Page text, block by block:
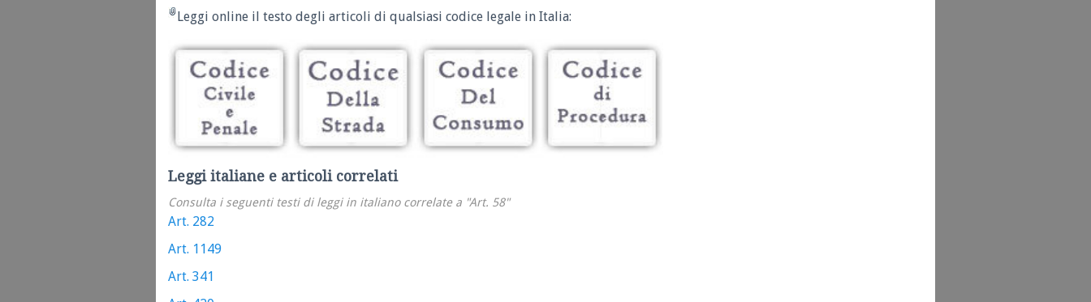
Leggi online il testo degli articoli di qualsiasi codice legale in Italia:
Leggi italiane e articoli correlati
Consulta i seguenti testi di leggi in italiano correlate a "Art. 58"
Art. 282
Art. 1149
Art. 341